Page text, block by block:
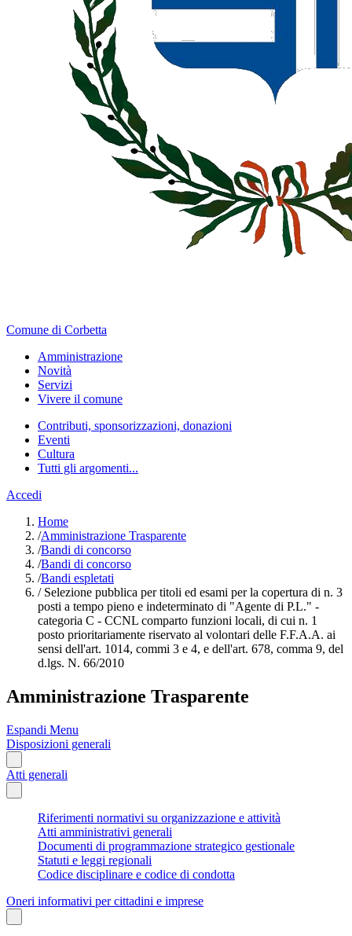
Comune di Corbetta
Amministrazione
Novità
Servizi
Vivere il comune
Contributi, sponsorizzazioni, donazioni
Eventi
Cultura
Tutti gli argomenti...
Accedi
Home
/Amministrazione Trasparente
/Bandi di concorso
/Bandi di concorso
/Bandi espletati
/Selezione pubblica per titoli ed esami per la copertura di n. 3
posti a tempo pieno e indeterminato di "Agente di P.L." -
categoria C - CCNL comparto funzioni locali, di cui n. 1
posto prioritariamente riservato al volontari delle F.F.A.A. ai
sensi dell'art. 1014, commi 3 e 4, e dell'art. 678, comma 9, del
d.lgs. N. 66/2010
Amministrazione Trasparente
Espandi Menu
Disposizioni generali
Atti generali
Riferimenti normativi su organizzazione e attività
Atti amministrativi generali
Documenti di programmazione strategico gestionale
Statuti e leggi regionali
Codice disciplinare e codice di condotta
Oneri informativi per cittadini e imprese